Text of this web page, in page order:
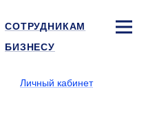
СОТРУДНИКАМ
БИЗНЕСУ
Личный кабинет